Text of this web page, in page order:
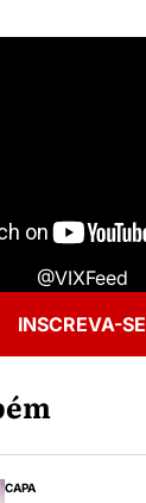
@VIXFeed
INSCREVA-SE
CAPA